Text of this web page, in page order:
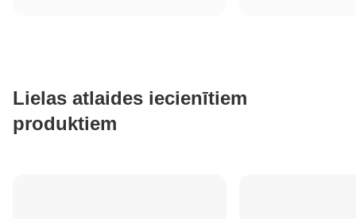
Lielas atlaides iecienītiem
produktiem